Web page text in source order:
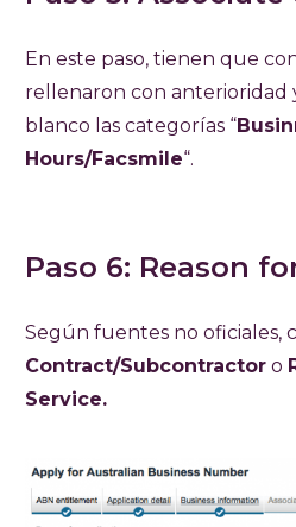
En este paso, tienen que
rellenaron con anterioridad
blanco las categorías “
Hours/Facsmile“.
Paso 6: Reason
Según fuentes no oficiales,
Contract/Subcontractor o
Service.